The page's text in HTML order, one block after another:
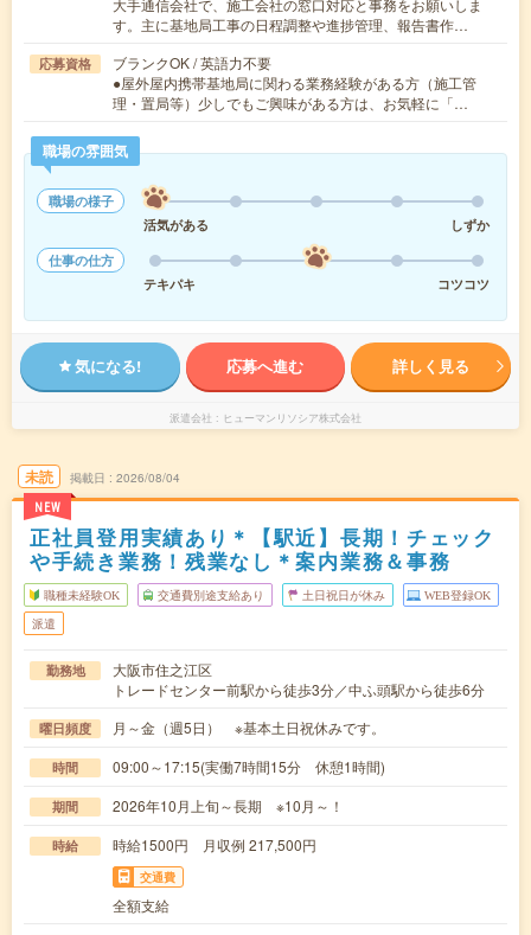
大手通信会社で、施工会社の窓口対応と事務をお願いしま
す。主に基地局工事の日程調整や進捗管理、報告書作…
応募資格
ブランクOK / 英語力不要
●屋外屋内携帯基地局に関わる業務経験がある方（施工管
理・置局等）少しでもご興味がある方は、お気軽に「…
職場の雰囲気
職場の様子
活気がある
しずか
仕事の仕方
テキパキ
コツコツ
気になる! 応募へ進む 詳しく見る
派遣会社 ヒューマンリソシア株式会社
未読
NEW
掲載日 2026/08/04
正社員登用実績あり＊【駅近】長期！チェック
や手続き業務！残業なし＊案内業務＆事務
職種未経験OK 交通費別途支給あり 土日祝日が休み WEB登録OK
派遣
勤務地
大阪市住之江区
トレードセンター前駅から徒歩3分／中ふ頭駅から徒歩6分
曜日頻度 月～金（週5日） ※基本土日祝休みです。
時間 09:00～17:15(実働7時間15分 休憩1時間)
期間 2026年10月上旬～長期 ※10月～！
時給 時給1500円 月収例 217,500円
交通費
全額支給